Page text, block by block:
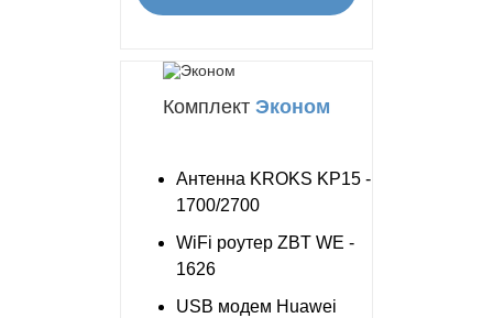
Комплект Эконом
Антенна KROKS KP15 -
1700/2700
WiFi роутер ZBT WE -
1626
USB модем Huawei